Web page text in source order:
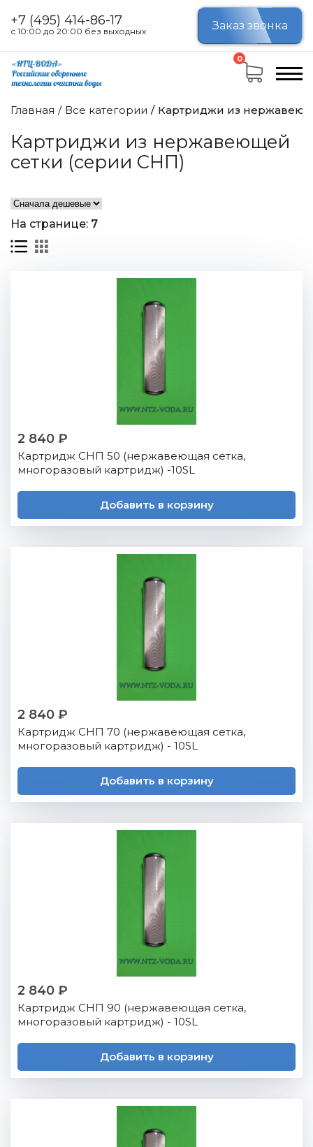
+7 (495) 414-86-17
с 10:00 до 20:00 без выходных Заказ звонка
0
Главная Все категории Картриджи из
Картриджи из нержавеющей
сетки (серии СНП)
Цена
от до
На странице: 7
2 840 ₽
Картридж СНП 50 (нержавеющая сетка,
многоразовый картридж) -10SL
Добавить в корзину
2 840 ₽
Картридж СНП 70 (нержавеющая сетка,
многоразовый картридж) - 10SL
Добавить в корзину
2 840 ₽
Картридж СНП 90 (нержавеющая сетка,
многоразовый картридж) - 10SL
Добавить в корзину